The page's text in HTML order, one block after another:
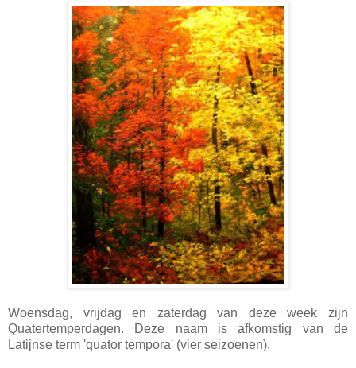
Woensdag, vrijdag en zaterdag van deze week zijn
Quatertemperdagen. Deze naam is afkomstig van de
Latijnse term 'quator tempora' (vier seizoenen).